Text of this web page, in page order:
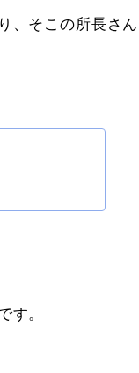
、そこの所長さん
す。